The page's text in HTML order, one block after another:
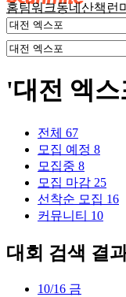
홈팀워크동네산책 런
'대전 엑
전체 67
모집 예정 8
모집중 8
모집 마감 25
선착순 모집 16
커뮤니티 10
대회 검색 결
10/16 금